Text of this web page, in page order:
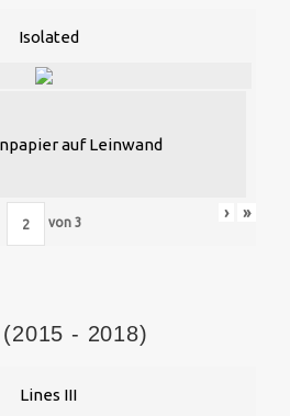
Isolated
auf Leinwand
von 3
› »
- 2018)
Lines III